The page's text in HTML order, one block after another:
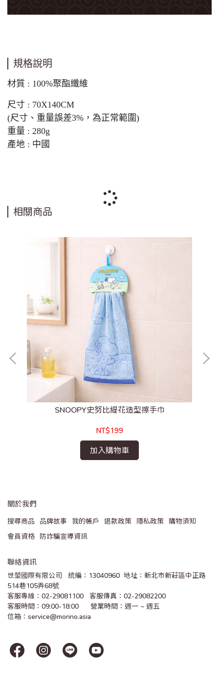
規格說明
材質 : 100%聚酯纖維
尺寸 : 70X140CM
(尺寸、重量誤差3%，為正常範圍)
重量 : 280g
產地 : 中國
相關商品
SNOOPY史努比緹花造型擦手巾
NT$199
加入購物車
關於我們
搜尋商品 品牌故事 我的帳戶 退款政策 隱私政策
購物須知
會員資格
防詐騙宣導資訊
聯絡資訊
世堃國際有限公司   統編：13040960  地址：新北市新莊區中正路
514巷105弄68號
客服專線：02-29081100   客服傳真：02-29082200
客服時間：09:00-18:00      營業時間：週一 ~ 週五
信箱：service@morino.asia